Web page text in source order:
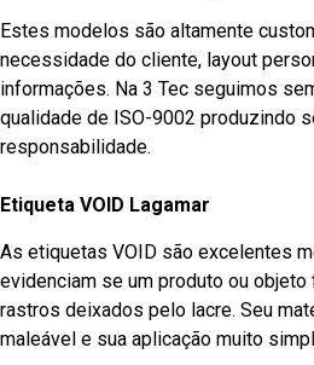
Estes modelos são altamente
necessidade do cliente, layout
informações. Na 3 Tec seguimos
qualidade de ISO-9002 produzindo
responsabilidade.
Etiqueta VOID Lagamar
As etiquetas VOID são excelentes
evidenciam se um produto ou
rastros deixados pelo lacre. Seu
maleável e sua aplicação muito